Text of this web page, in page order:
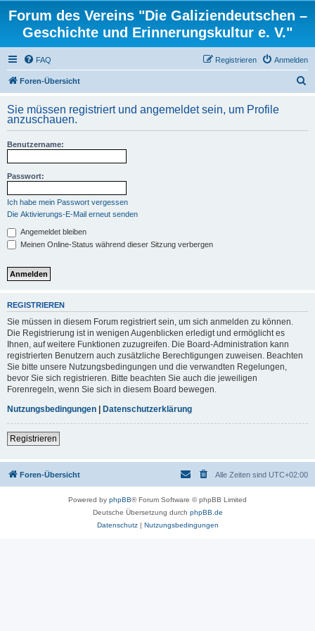
Forum des Vereins "Die Galiziendeutschen –
Geschichte und Erinnerungskultur e. V."
FAQ Anmelden
Registrieren
Foren-Übersicht
h
Sie müssen registriert und angemeldet sein, um Profile
anzuschauen.
Benutzername:
Passwort:
Ich habe mein Passwort vergessen
Die Aktivierungs-E-Mail erneut senden
Angemeldet bleiben
Meinen Online-Status während dieser Sitzung verbergen
REGISTRIEREN
Sie müssen in diesem Forum registriert sein, um sich anmelden zu können.
Die Registrierung ist in wenigen Augenblicken erledigt und ermöglicht es
Ihnen, auf weitere Funktionen zuzugreifen. Die Board-Administration kann
registrierten Benutzern auch zusätzliche Berechtigungen zuweisen. Beachten
Sie bitte unsere Nutzungsbedingungen und die verwandten Regelungen,
bevor Sie sich registrieren. Bitte beachten Sie auch die jeweiligen
Forenregeln, wenn Sie sich in diesem Board bewegen.
Nutzungsbedingungen | Datenschutzerklärung
Registrieren
Foren-Übersicht Alle Zeiten sind UTC+02:00
Powered by phpBB® Forum Software © phpBB Limited
Deutsche Übersetzung durch phpBB.de
Datenschutz| Nutzungsbedingungen